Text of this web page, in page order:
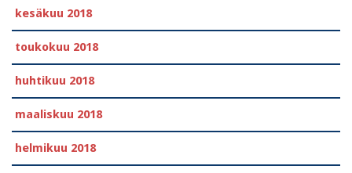
kesäkuu 2018
toukokuu 2018
huhtikuu 2018
maaliskuu 2018
helmikuu 2018